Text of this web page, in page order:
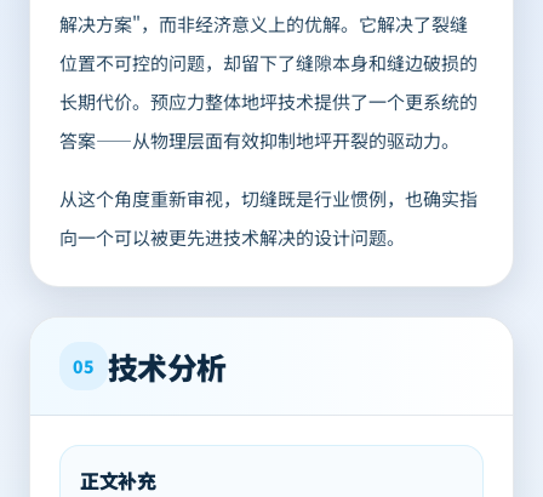
解决方案"，而非经济意义上的优解。它解决了裂缝
位置不可控的问题，却留下了缝隙本身和缝边破损的
长期代价。预应力整体地坪技术提供了一个更系统的
答案——从物理层面有效抑制地坪开裂的驱动力。
从这个角度重新审视，切缝既是行业惯例，也确实指
向一个可以被更先进技术解决的设计问题。
05 技术分析
正文补充